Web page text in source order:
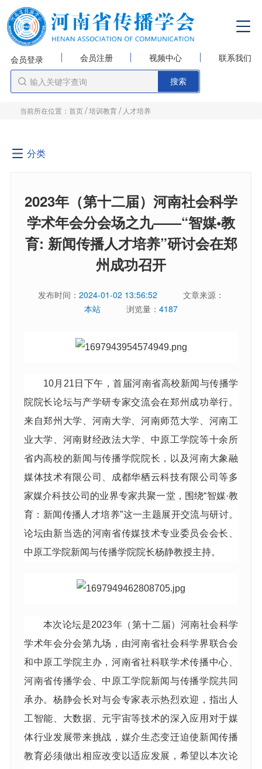
会员登录 会员注册 视频中心 联系我们
当前所在位置： 首页/培训教育/ 人才培养
分类
2023年（第十二届）河南社会科学
学术年会分会场之九——“智媒•教
育: 新闻传播人才培养”研讨会在郑
州成功召开
发布时间： 2024-01-02 13:56:52
文章来源：
本站
浏览量： 4187
10月21日下午，首届河南省高校新闻与传播学
院院长论坛与产学研专家交流会在郑州成功举行。
来自郑州大学、河南大学、河南师范大学、河南工
业大学、河南财经政法大学、中原工学院等十余所
省内高校的新闻与传播学院院长，以及河南大象融
媒体技术有限公司、成都华栖云科技有限公司等多
家媒介科技公司的业界专家共聚一堂，围绕“智媒·教
育：新闻传播人才培养”这一主题展开交流与研讨。
论坛由新当选的河南省传媒技术专业委员会会长、
中原工学院新闻与传播学院院长杨静教授主持。
本次论坛是2023年（第十二届）河南社会科学
学术年会分会第九场，由河南省社会科学界联合会
和中原工学院主办，河南省社科联学术传播中心、
河南省传播学会、中原工学院新闻与传播学院共同
承办。杨静会长对与会专家表示热烈欢迎，指出人
工智能、大数据、元宇宙等技术的深入应用对于媒
体行业发展带来挑战，媒介生态变迁迫使新闻传播
教育必须做出相应改变以适应发展，希望以本次论